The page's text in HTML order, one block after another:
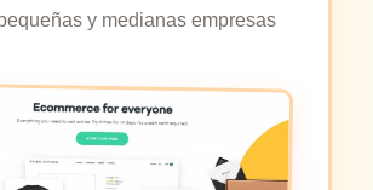
y medianas empresas